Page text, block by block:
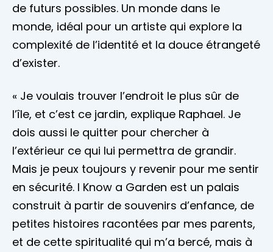
de futurs possibles. Un monde dans le
monde, idéal pour un artiste qui explore la
complexité de l’identité et la douce étrangeté
d’exister.
« Je voulais trouver l’endroit le plus sûr de
l’île, et c’est ce jardin, explique Raphael. Je
dois aussi le quitter pour chercher à
l’extérieur ce qui lui permettra de grandir.
Mais je peux toujours y revenir pour me sentir
en sécurité. I Know a Garden est un palais
construit à partir de souvenirs d’enfance, de
petites histoires racontées par mes parents,
et de cette spiritualité qui m’a bercé, mais à